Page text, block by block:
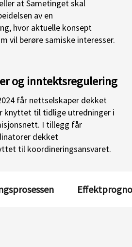
at Sametinget skal
av en
hvor aktuelle konsept
vil berøre samiske interesser.
og inntektsregulering
får nettselskaper dekket
knyttet til tidlige utredninger i
I tillegg får
dekket
til koordineringsansvaret.